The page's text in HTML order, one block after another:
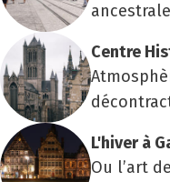
ancestrale
Centre
L'hiver à
Ou l’art